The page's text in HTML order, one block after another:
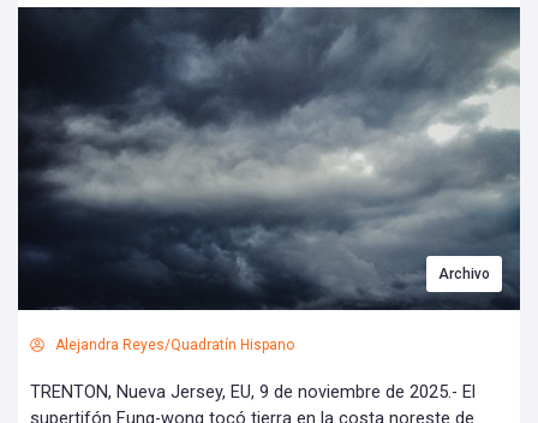
Archivo
Alejandra Reyes/Quadratín Hispano
TRENTON, Nueva Jersey, EU, 9 de noviembre de 2025.- El
supertifón Fung-wong tocó tierra en la costa noreste de